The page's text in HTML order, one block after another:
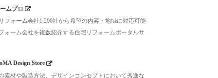
ムプロ
フォーム会社1,200社から希望の内容・地域に対応可能
ォーム会社を複数紹介する住宅リフォームポータルサ
Design Store
素材や製造方法、デザインコンセプトにおいて秀逸な